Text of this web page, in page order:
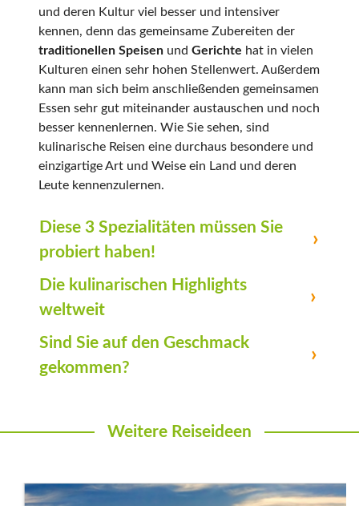
und deren Kultur viel besser und intensiver
kennen, denn das gemeinsame Zubereiten der
traditionellen Speisen und Gerichte hat in vielen
Kulturen einen sehr hohen Stellenwert. Außerdem
kann man sich beim anschließenden gemeinsamen
Essen sehr gut miteinander austauschen und noch
besser kennenlernen. Wie Sie sehen, sind
kulinarische Reisen eine durchaus besondere und
einzigartige Art und Weise ein Land und deren
Leute kennenzulernen.
Diese 3 Spezialitäten müssen Sie
probiert haben!
Die kulinarischen Highlights
weltweit
Sind Sie auf den Geschmack
gekommen?
Weitere Reiseideen